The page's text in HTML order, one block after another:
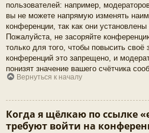
пользователей: например,
вы не можете напрямую изменять
конференции, так как они
Пожалуйста, не засоряйте
только для того, чтобы повысить
конференций это запрещено, и
понизят значение вашего счётчика
Вернуться к началу
Когда я щёлкаю по ссылке
требуют войти на